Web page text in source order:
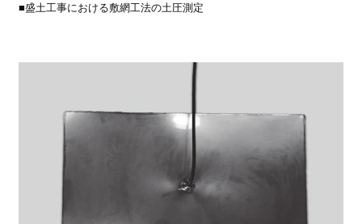
■盛土工事における敷網工法の土圧測定